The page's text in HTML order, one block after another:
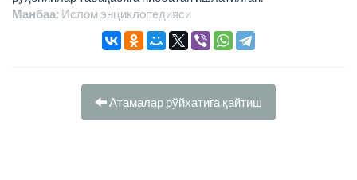
Манбаа: Ислом энциклопeдияси
Атамалар рўйхатига қайтиш